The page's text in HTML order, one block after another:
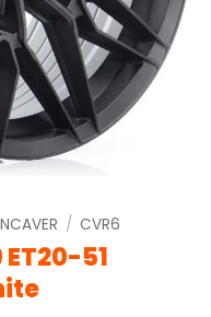
/ CVR6
51